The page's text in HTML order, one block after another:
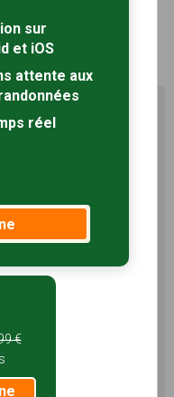
de
avec rando
:
illimités
sur
et iOS
attente aux
réel
€